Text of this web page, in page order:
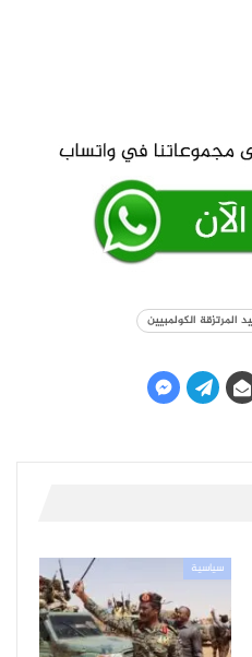
المرتزقة الكولمبيين
سياسية